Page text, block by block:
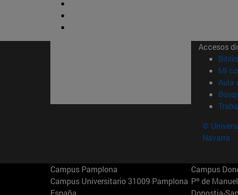
Accesos
Mi
Aula
©
Navarra
Campus Pamplona
Campus Universitario 31009 Pamplona
España
Campus
Pº de
Donostia-